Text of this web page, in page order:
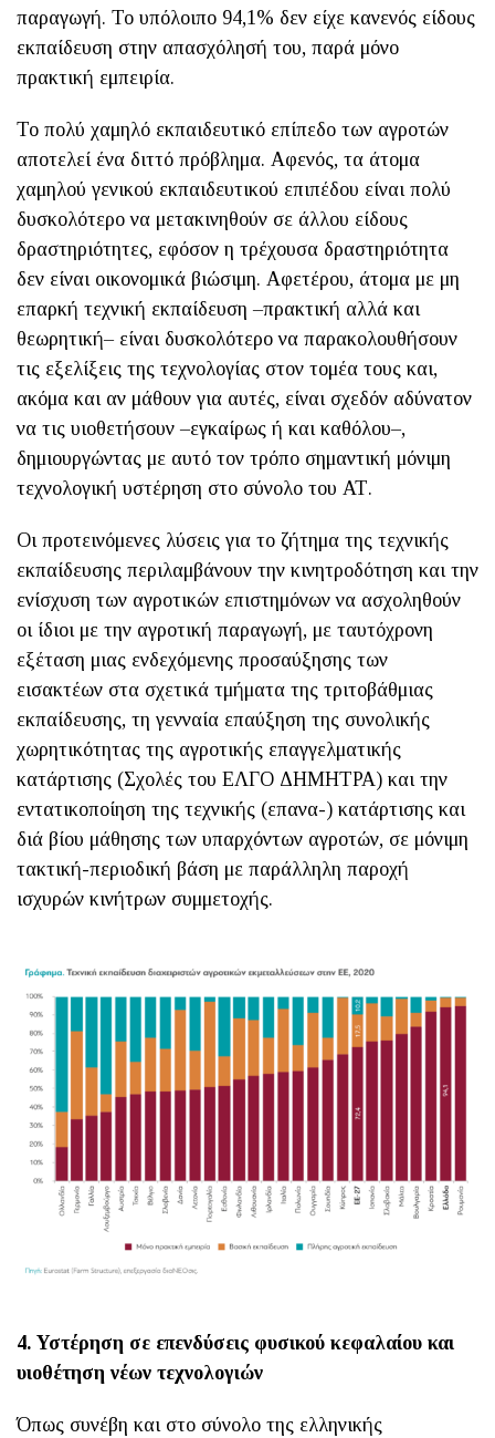
παραγωγή. Το υπόλοιπο 94,1% δεν είχε κανενός είδους
εκπαίδευση στην απασχόλησή του, παρά μόνο
πρακτική εμπειρία.
Το πολύ χαμηλό εκπαιδευτικό επίπεδο των αγροτών
αποτελεί ένα διττό πρόβλημα. Αφενός, τα άτομα
χαμηλού γενικού εκπαιδευτικού επιπέδου είναι πολύ
δυσκολότερο να μετακινηθούν σε άλλου είδους
δραστηριότητες, εφόσον η τρέχουσα δραστηριότητα
δεν είναι οικονομικά βιώσιμη. Αφετέρου, άτομα με μη
επαρκή τεχνική εκπαίδευση –πρακτική αλλά και
θεωρητική– είναι δυσκολότερο να παρακολουθήσουν
τις εξελίξεις της τεχνολογίας στον τομέα τους και,
ακόμα και αν μάθουν για αυτές, είναι σχεδόν αδύνατον
να τις υιοθετήσουν –εγκαίρως ή και καθόλου–,
δημιουργώντας με αυτό τον τρόπο σημαντική μόνιμη
τεχνολογική υστέρηση στο σύνολο του ΑΤ.
Οι προτεινόμενες λύσεις για το ζήτημα της τεχνικής
εκπαίδευσης περιλαμβάνουν την κινητροδότηση και την
ενίσχυση των αγροτικών επιστημόνων να ασχοληθούν
οι ίδιοι με την αγροτική παραγωγή, με ταυτόχρονη
εξέταση μιας ενδεχόμενης προσαύξησης των
εισακτέων στα σχετικά τμήματα της τριτοβάθμιας
εκπαίδευσης, τη γενναία επαύξηση της συνολικής
χωρητικότητας της αγροτικής επαγγελματικής
κατάρτισης (Σχολές του ΕΛΓΟ ΔΗΜΗΤΡΑ) και την
εντατικοποίηση της τεχνικής (επανα-) κατάρτισης και
διά βίου μάθησης των υπαρχόντων αγροτών, σε μόνιμη
τακτική-περιοδική βάση με παράλληλη παροχή
ισχυρών κινήτρων συμμετοχής.
4. Υστέρηση σε επενδύσεις φυσικού κεφαλαίου και
υιοθέτηση νέων τεχνολογιών
Όπως συνέβη και στο σύνολο της ελληνικής